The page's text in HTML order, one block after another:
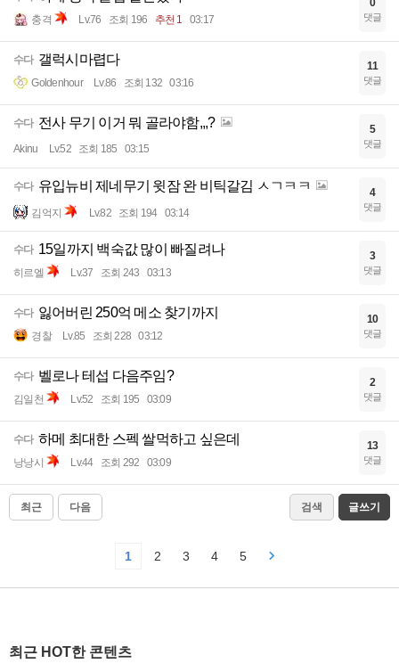
충격 Lv.76 조회 196 추천 1 03:17
0
댓글
수다 갤럭시마렵다
Goldenhour Lv.86 조회 132 03:16
11
댓글
수다 전사 무기 이거 뭐 골라야함,,,?
Akinu Lv.52 조회 185 03:15
5
댓글
수다 유입뉴비 제네무기 윗잠 완 비틱갈김 ㅅㄱㅋㅋ
김억지 Lv.82 조회 194 03:14
4
댓글
수다 15일까지 백숙값 많이 빠질려나
히르엘 Lv.37 조회 243 03:13
3
댓글
수다 잃어버린 250억 메소 찾기까지
경찰 Lv.85 조회 228 03:12
10
댓글
수다 벨로나 테섭 다음주임?
김일천 Lv.52 조회 195 03:09
2
댓글
수다 하메 최대한 스펙 쌀먹하고 싶은데
낭낭시 Lv.44 조회 292 03:09
13
댓글
최근 다음 검색 글쓰기
1 2 3 4 5
최근 HOT한 콘텐츠